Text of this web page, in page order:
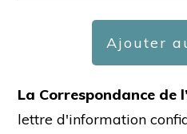
Ajouter
La Correspondance de
lettre d'information